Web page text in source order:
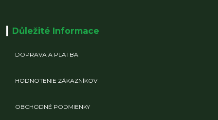
Důležité Informace
DOPRAVA A PLATBA
HODNOTENIE ZÁKAZNÍKOV
OBCHODNÉ PODMIENKY